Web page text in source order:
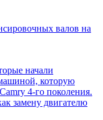
валов на
начали
которую
4-го поколения.
замену двигателю